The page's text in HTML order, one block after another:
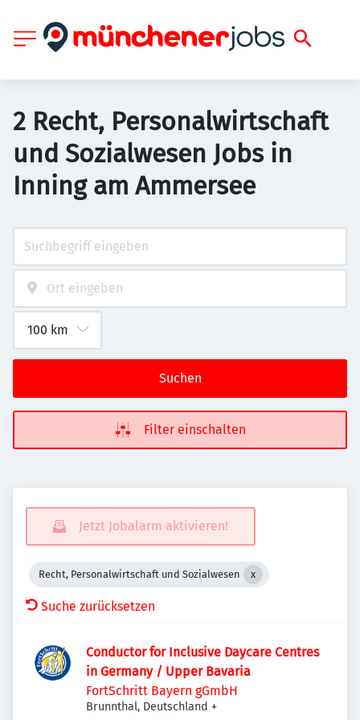
2 Recht, Personalwirtschaft
und Sozialwesen Jobs in
Inning am Ammersee
Suchen
Filter einschalten
Jetzt Jobalarm aktivieren!
Recht, Personalwirtschaft und Sozialwesen
Suche zurücksetzen
Conductor for Inclusive Daycare Centres
in Germany / Upper Bavaria
FortSchritt Bayern gGmbH
Brunnthal, Deutschland +